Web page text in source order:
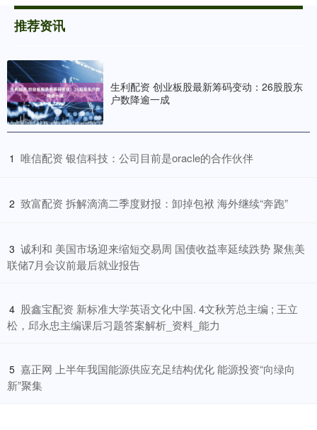
推荐资讯
生利配资 创业板股最新筹码变动：26股股东
户数降逾一成
1 ​唯信配资 银信科技：公司目前是oracle的合作伙伴
2 ​致富配资 拆解滴滴二季度财报：卸掉包袱 海外继续“奔跑”
3 ​诚利和 美国市场迎来缩短交易周 国债收益率延续跌势 聚焦美
联储7月会议前最后就业报告
4 ​股鑫宝配资 新标准大学英语文化中国. 4文秋芳总主编 ; 王立
松，邱永忠主编课后习题答案解析_资料_能力
5 ​嘉正网 上半年我国能源供应充足结构优化 能源投资“向绿向
新”聚集